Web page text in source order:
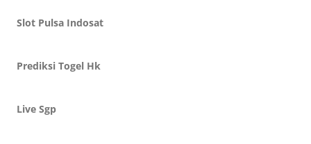
Slot Pulsa Indosat
Prediksi Togel Hk
Live Sgp